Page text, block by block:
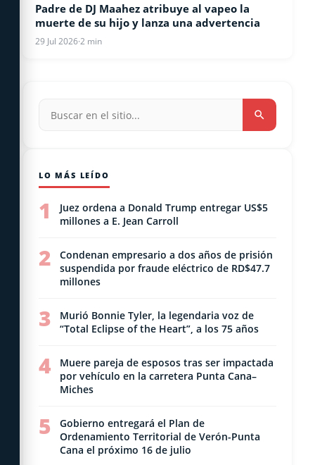
ESPECTACULOS
Padre de DJ Maahez atribuye al vapeo la
muerte de su hijo y lanza una advertencia
29 Jul 2026·2 min
LO MÁS LEÍDO
1
Juez ordena a Donald Trump entregar US$5
millones a E. Jean Carroll
2
Condenan empresario a dos años de prisión
suspendida por fraude eléctrico de RD$47.7
millones
3
Murió Bonnie Tyler, la legendaria voz de
“Total Eclipse of the Heart”, a los 75 años
4
Muere pareja de esposos tras ser impactada
por vehículo en la carretera Punta Cana–
Miches
5
Gobierno entregará el Plan de
Ordenamiento Territorial de Verón-Punta
Cana el próximo 16 de julio